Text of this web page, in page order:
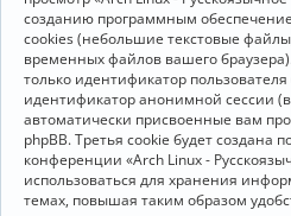
созданию программным
cookies (небольшие текстовые
временных файлов вашего
только идентификатор
идентификатор анонимной сессии
автоматически присвоенные вам
phpBB. Третья cookie будет создана
конференции «Arch Linux -
использоваться для хранения
темах, повышая таким образом